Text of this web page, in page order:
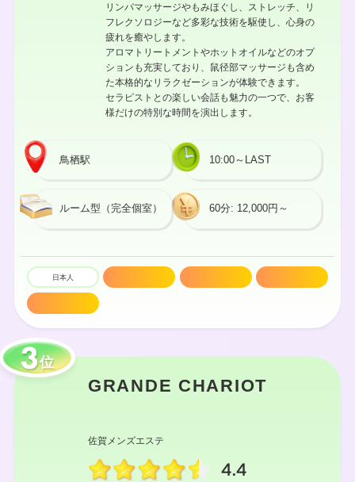
リンパマッサージやもみほぐし、ストレッチ、リ
フレクソロジーなど多彩な技術を駆使し、心身の
疲れを癒やします。
アロマトリートメントやホットオイルなどのオプ
ションも充実しており、鼠径部マッサージも含め
た本格的なリラクゼーションが体験できます。
セラピストとの楽しい会話も魅力の一つで、お客
様だけの特別な時間を演出します。
鳥栖駅 10:00～LAST
ルーム型（完全個室） 60分: 12,000円～
日本人
位
GRANDE CHARIOT
佐賀メンズエステ
4.4